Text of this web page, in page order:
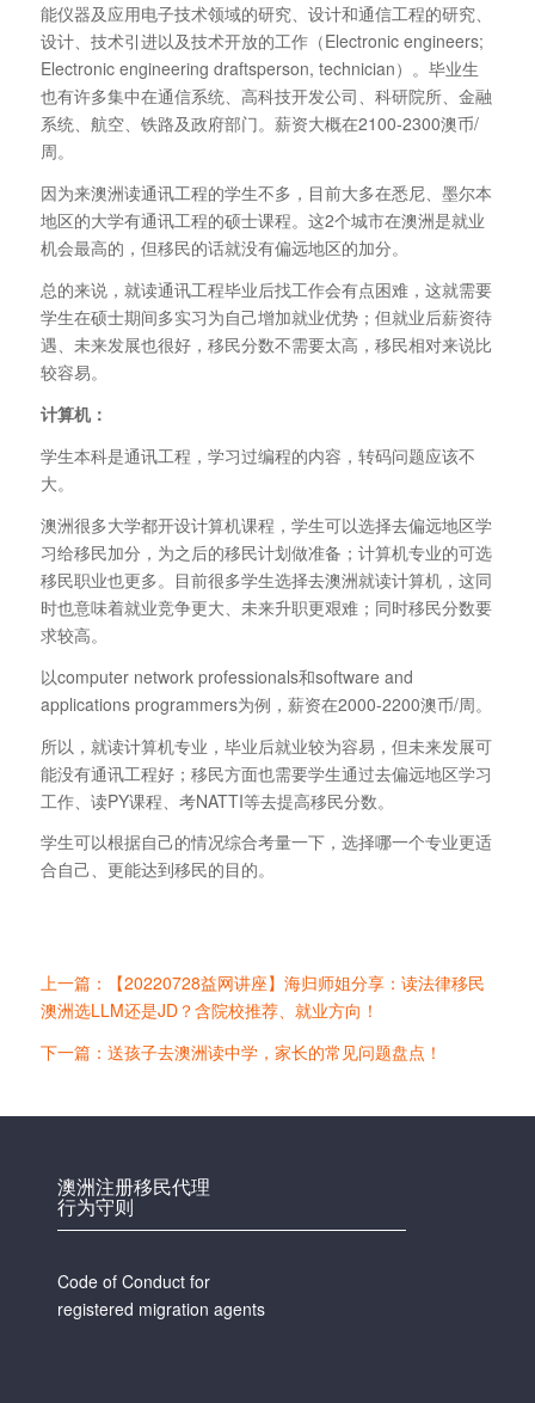
能仪器及应用电子技术领域的研究、设计和通信工程的研究、
设计、技术引进以及技术开放的工作（Electronic engineers;
Electronic engineering draftsperson, technician）。毕业生
也有许多集中在通信系统、高科技开发公司、科研院所、金融
系统、航空、铁路及政府部门。薪资大概在2100-2300澳币/
周。
因为来澳洲读通讯工程的学生不多，目前大多在悉尼、墨尔本
地区的大学有通讯工程的硕士课程。这2个城市在澳洲是就业
机会最高的，但移民的话就没有偏远地区的加分。
总的来说，就读通讯工程毕业后找工作会有点困难，这就需要
学生在硕士期间多实习为自己增加就业优势；但就业后薪资待
遇、未来发展也很好，移民分数不需要太高，移民相对来说比
较容易。
计算机：
学生本科是通讯工程，学习过编程的内容，转码问题应该不
大。
澳洲很多大学都开设计算机课程，学生可以选择去偏远地区学
习给移民加分，为之后的移民计划做准备；计算机专业的可选
移民职业也更多。目前很多学生选择去澳洲就读计算机，这同
时也意味着就业竞争更大、未来升职更艰难；同时移民分数要
求较高。
以computer network professionals和software and
applications programmers为例，薪资在2000-2200澳币/周。
所以，就读计算机专业，毕业后就业较为容易，但未来发展可
能没有通讯工程好；移民方面也需要学生通过去偏远地区学习
工作、读PY课程、考NATTI等去提高移民分数。
学生可以根据自己的情况综合考量一下，选择哪一个专业更适
合自己、更能达到移民的目的。
上一篇：【20220728益网讲座】海归师姐分享：读法律移民
澳洲选LLM还是JD？含院校推荐、就业方向！
下一篇：送孩子去澳洲读中学，家长的常见问题盘点！
澳洲注册移民代理
行为守则
Code of Conduct for
registered migration agents